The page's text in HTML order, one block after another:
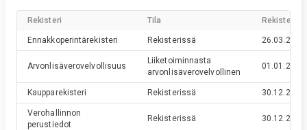
Rekisteri Tila
Ennakkoperintärekisteri Rekisterissä 26.03.2020
Arvonlisäverovelvollisuus
Liiketoiminnasta
arvonlisäverovelvollinen
01.01.2020
Kaupparekisteri Rekisterissä 30.12.2019
Verohallinnon
perustiedot
Rekisterissä 30.12.2019